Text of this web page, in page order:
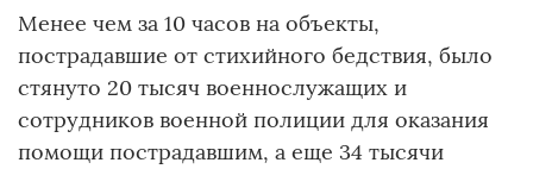
Менее чем за 10 часов на объекты,
пострадавшие от стихийного бедствия, было
стянуто 20 тысяч военнослужащих и
сотрудников военной полиции для оказания
помощи пострадавшим, а еще 34 тысячи